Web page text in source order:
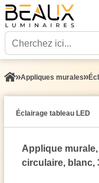
Appliques murales
Éclairage tableau LED
Applique
circulaire, blanc,